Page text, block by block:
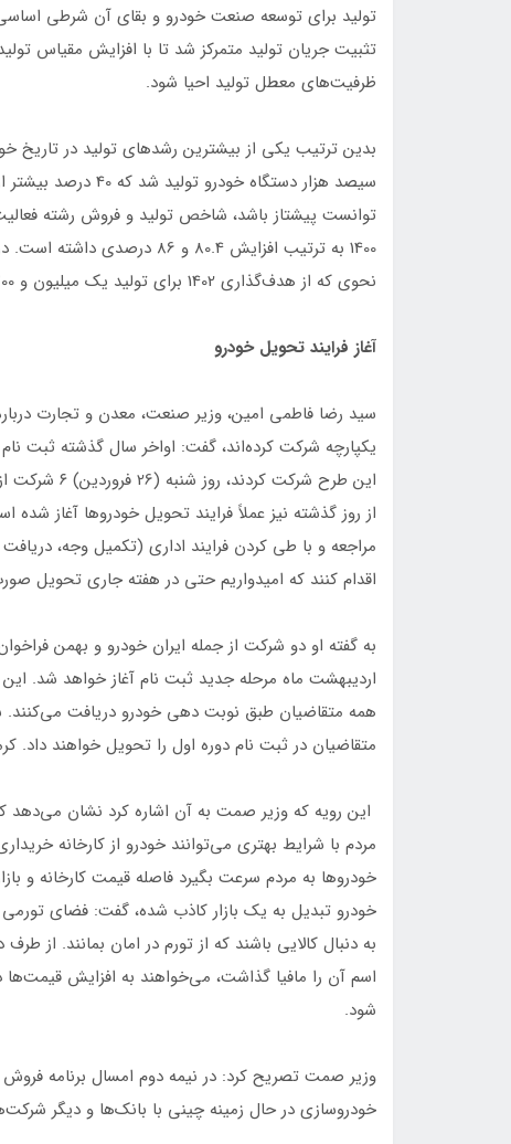
تولید برای توسعه صنعت خودرو و بقای آن شرطی
تثبیت جریان تولید متمرکز شد تا با افزایش مقیاس
ظرفیت‌های معطل تولید احیا شود.
1400 به ترتیب افزایش 80.4 و
نحوی که از هدف‌گذاری 1402 برای تولید یک میلیون و 700 هزار دستگاه خودرو، تولید 2میلیون دستگاه را پیگیری کنند.
آغاز فرایند تحویل خودرو
سید رضا فاطمی امین، وزیر صنعت، معدن و تجارت
این طرح
از روز گذشته نیز عملاً فرایند تحویل خودروها آغاز
مراجعه و با طی کردن فرایند اداری (تکمیل وجه،
اقدام کنند که امیدواریم حتی در هفته جاری تحویل
اردیبهشت ماه مرحله جدید ثبت نام آغاز خواهد شد.
همه متقاضیان طبق نوبت دهی خودرو دریافت می‌کنند.
متقاضیان در ثبت نام دوره اول را تحویل خواهند
این رویه که وزیر صمت به آن اشاره کرد نشان
مردم با شرایط بهتری می‌توانند خودرو از کارخانه
خودروها به مردم سرعت بگیرد فاصله قیمت کارخانه و
خودرو تبدیل به یک بازار کاذب شده، گفت: فضای
به دنبال کالایی باشند که از تورم در امان بمانند.
اسم آن را مافیا گذاشت، می‌خواهند به افزایش قیمت‌ها
شود.
وزیر صمت تصریح کرد: در نیمه دوم امسال برنامه
خودروسازی در حال زمینه‌ چینی با بانک‌ها و دیگر